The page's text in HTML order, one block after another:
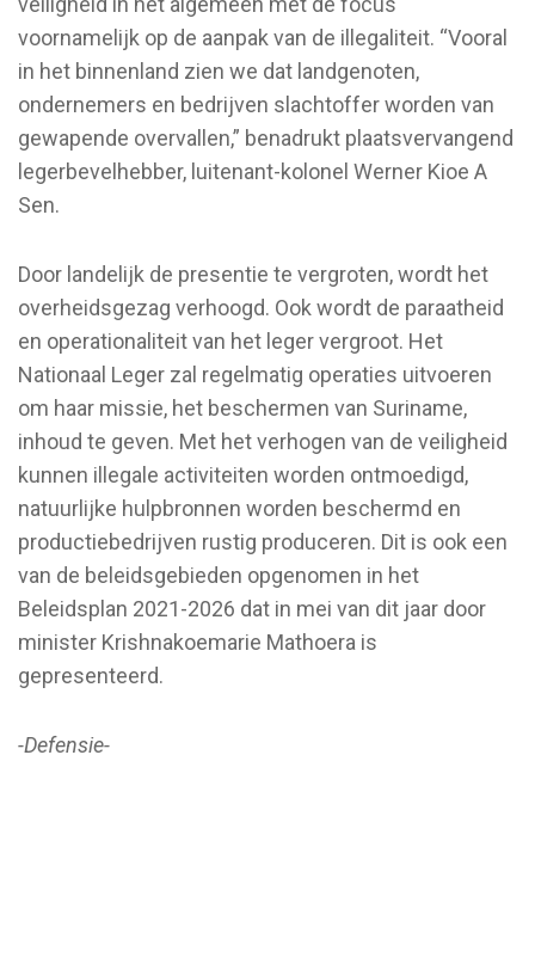
voornamelijk op de aanpak van de illegaliteit. “Vooral
in het binnenland zien we dat landgenoten,
ondernemers en bedrijven slachtoffer worden van
gewapende overvallen,” benadrukt plaatsvervangend
legerbevelhebber, luitenant-kolonel Werner Kioe A
Sen.
Door landelijk de presentie te vergroten, wordt het
overheidsgezag verhoogd. Ook wordt de paraatheid
en operationaliteit van het leger vergroot. Het
Nationaal Leger zal regelmatig operaties uitvoeren
om haar missie, het beschermen van Suriname,
inhoud te geven. Met het verhogen van de veiligheid
kunnen illegale activiteiten worden ontmoedigd,
natuurlijke hulpbronnen worden beschermd en
productiebedrijven rustig produceren. Dit is ook een
van de beleidsgebieden opgenomen in het
Beleidsplan 2021-2026 dat in mei van dit jaar door
minister Krishnakoemarie Mathoera is
gepresenteerd.
-Defensie-